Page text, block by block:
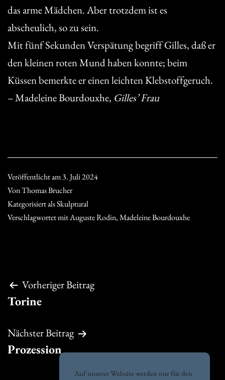
das arme Mädchen. Aber trotzdem ist es
abscheulich, so zu sein.
Mit fünf Sekunden Verspätung begriff Gilles, daß er
den kleinen roten Mund haben konnte; beim
Küssen bemerkte er einen leichten Klebstoffgeruch.
– Madeleine Bourdouxhe, Gilles’ Frau
Veröffentlicht am3. Juli 2024
VonThomas Brucher
Kategorisiert alsSkulptural
Verschlagwortet mitAuguste Rodin,Madeleine Bourdouxhe
Beitragsnavigation
Vorheriger Beitrag
Torine
Nächster Beitrag
Prozession
Auf unserer Website werden nur für den